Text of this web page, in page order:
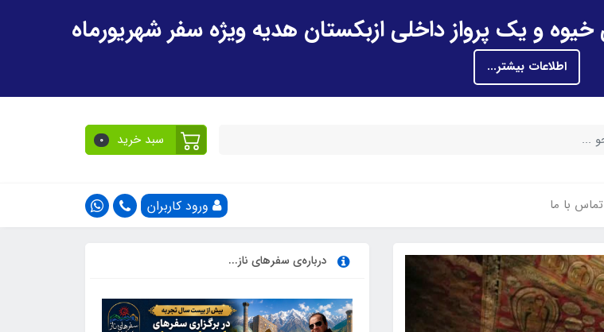
اطلاعات بیشتر...
سبد خرید 0
تماس با ما ورود کاربران
درباره‌ی سفرهای ناز...